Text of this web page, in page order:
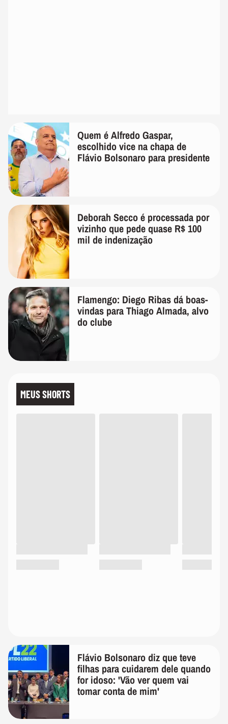
Quem é Alfredo Gaspar,
escolhido vice na chapa de
Flávio Bolsonaro para presidente
Deborah Secco é processada por
vizinho que pede quase R$ 100
mil de indenização
Flamengo: Diego Ribas dá boas-
vindas para Thiago Almada, alvo
do clube
MEUS SHORTS
Flávio Bolsonaro diz que teve
filhas para cuidarem dele quando
for idoso: 'Vão ver quem vai
tomar conta de mim'